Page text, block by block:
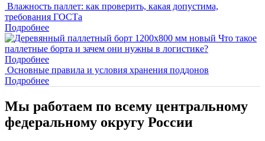
Влажность паллет: как проверить, какая допустима,
требования ГОСТа
Подробнее
Что такое
паллетные борта и зачем они нужны в логистике?
Подробнее
Основные правила и условия хранения поддонов
Подробнее
Мы работаем по всему центральному
федеральному округу России